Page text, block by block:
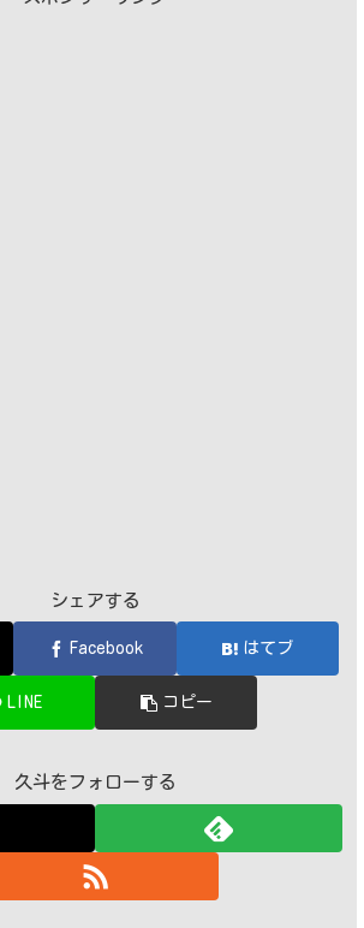
シェアする
Facebook はてブ
LINE コピー
久斗をフォローする